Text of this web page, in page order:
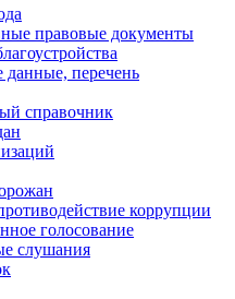
правовые документы
перечень
справочник
коррупции
голосование
слушания